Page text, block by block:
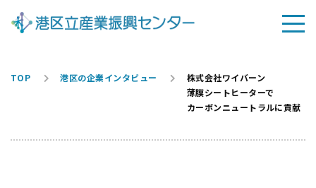
TOP 港区の企業インタビュー
株式会社ワイバーン
薄膜シートヒーターで
カーボンニュートラルに貢献